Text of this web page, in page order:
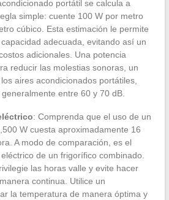
portátil se calcula a
simple: cuente 100 W por metro
cúbico. Esta estimación le permite
adecuada, evitando así un
adicionales. Una potencia
reducir las molestias sonoras, un
aires acondicionados portátiles,
entre 60 y 70 dB.
: Comprenda que el uso de un
W cuesta aproximadamente 16
A modo de comparación, es el
de un frigorífico combinado.
las horas valle y evite hacer
continua. Utilice un
la temperatura de manera óptima y